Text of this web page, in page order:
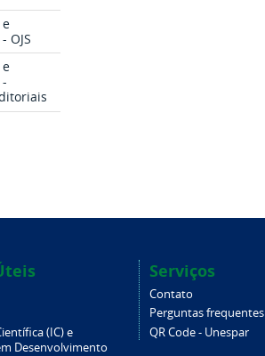
OJS
(IC) e
Desenvolvimento
Serviços
Contato
Perguntas frequentes
QR Code - Unespar